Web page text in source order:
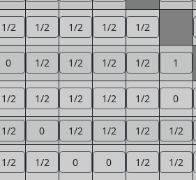
1/2 1/2 1/2 1/2 1/2
0 1/2 1/2 1/2 1/2 1
1/2 1/2 1/2 1/2 1/2 0
1/2 0 1/2 1/2 1/2 1/2
1/2 1/2 0 0 1/2 1/2